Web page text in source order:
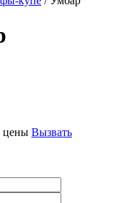
цены Вызвать